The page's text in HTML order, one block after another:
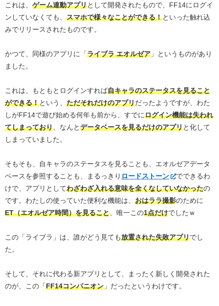
これは、 ゲーム連動アプリとして開発されたもので、FF14にログイ
ンしていなくても、 スマホで様々なことができる！といった触れ込
みでリリースされたものです。
かつて、同様のアプリに「ライブラ エオルゼア 」というものがあり
ました。
これは、もともとログインすれば自キャラのステータスを見ること
ができる！という、 ただそれだけのアプリだったようですが、わた
しがFF14で遊び始める何年も前から、すでにログイン機能は失われ
てしまっており 、なんとデータベースを見るだけのアプリと化して
しまっていました。
そもそも、自キャラのステータスを見ることも、エオルゼアデータ
ベースを参照することも、まるっきり ロードストーン
でできるわ
けで、アプリとしてわざわざ入れる意味を全くなしていなかったの
です。わたしの使っていた便利な機能は、 おはララ撮影のために
ET（エオルゼア時間）を見ること 、唯一この1点だけでしたｗ
この「ライブラ」は、誰がどう見ても放置された失敗アプリでし
た。
そして、それに代わる新アプリとして、まったく新しく開発された
のが、この「FF14コンパニオン 」だったというわけです。